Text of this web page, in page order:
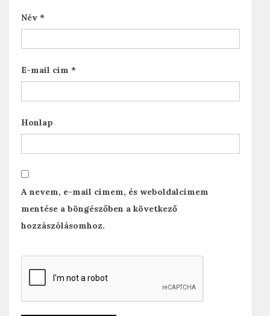
Név *
E-mail cím *
Honlap
A nevem, e-mail címem, és weboldalcímem
mentése a böngészőben a következő
hozzászólásomhoz.